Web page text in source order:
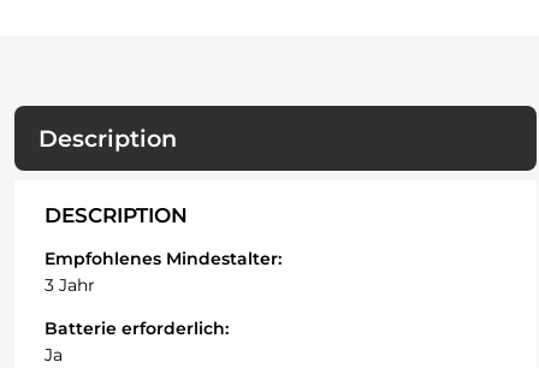
Description
DESCRIPTION
Empfohlenes Mindestalter:
3 Jahr
Batterie erforderlich:
Ja